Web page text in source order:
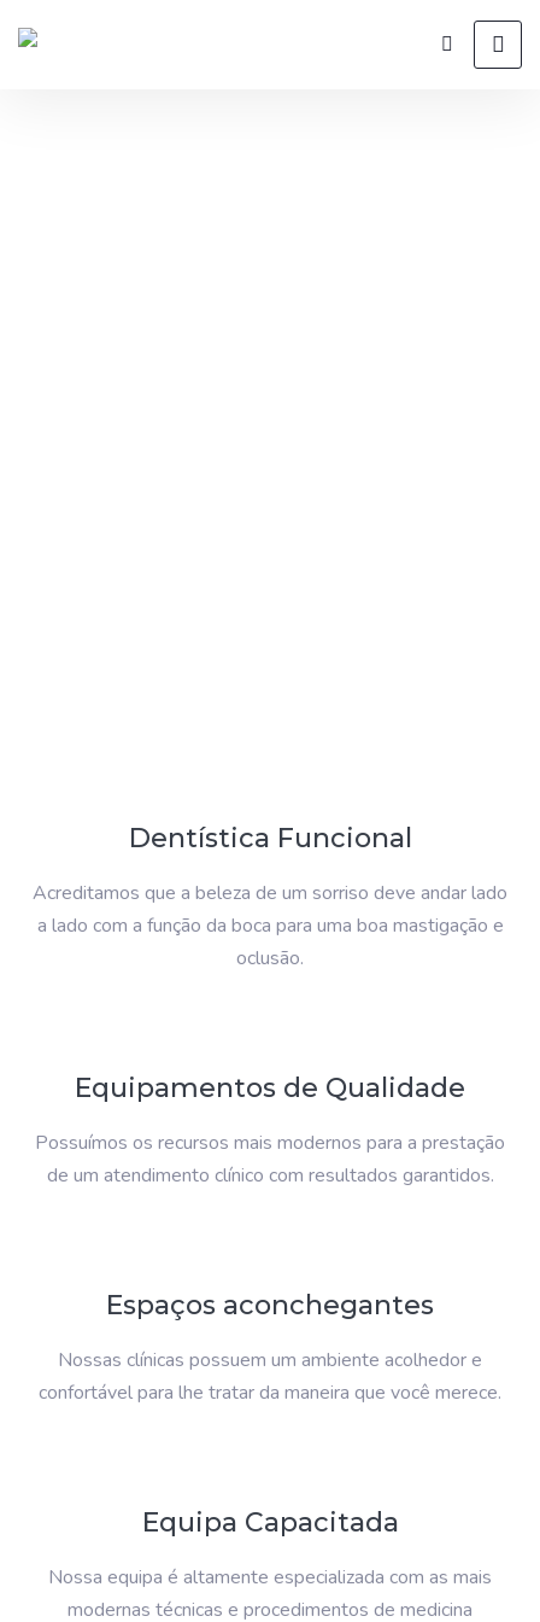
Dentística Funcional
Acreditamos que a beleza de um sorriso deve andar lado
a lado com a função da boca para uma boa mastigação e
oclusão.
Equipamentos de Qualidade
Possuímos os recursos mais modernos para a prestação
de um atendimento clínico com resultados garantidos.
Espaços aconchegantes
Nossas clínicas possuem um ambiente acolhedor e
confortável para lhe tratar da maneira que você merece.
Equipa Capacitada
Nossa equipa é altamente especializada com as mais
modernas técnicas e procedimentos de medicina